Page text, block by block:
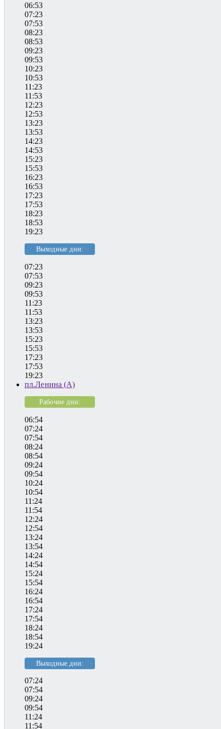
06:53
07:23
07:53
08:23
08:53
09:23
09:53
10:23
10:53
11:23
11:53
12:23
12:53
13:23
13:53
14:23
14:53
15:23
15:53
16:23
16:53
17:23
17:53
18:23
18:53
19:23
Выходные дни:
07:23
07:53
09:23
09:53
11:23
11:53
13:23
13:53
15:23
15:53
17:23
17:53
19:23
пл.Ленина (А)
Рабочие дни:
06:54
07:24
07:54
08:24
08:54
09:24
09:54
10:24
10:54
11:24
11:54
12:24
12:54
13:24
13:54
14:24
14:54
15:24
15:54
16:24
16:54
17:24
17:54
18:24
18:54
19:24
Выходные дни:
07:24
07:54
09:24
09:54
11:24
11:54